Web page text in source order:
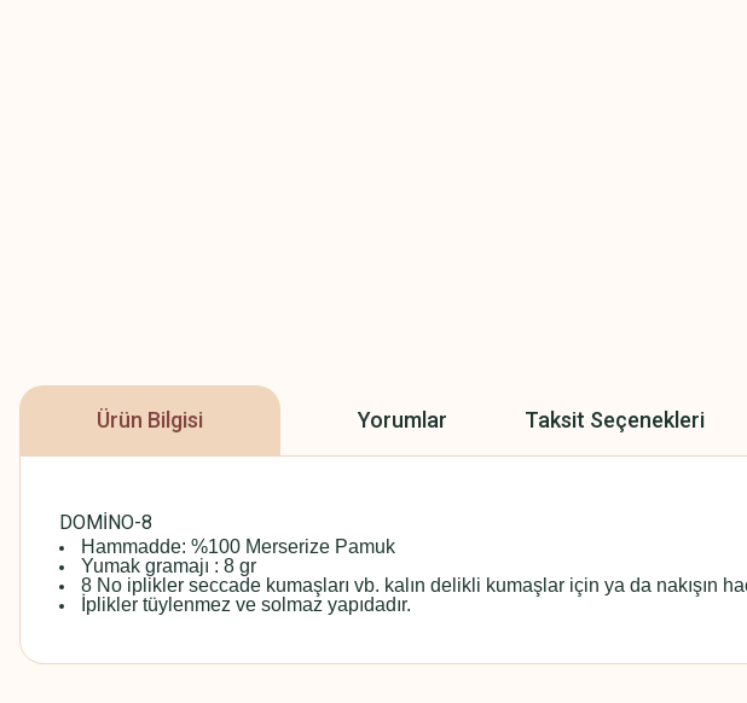
Ürün Bilgisi Yorumlar Taksit Seçenekleri
DOMİNO-8
Hammadde: %100 Merserize Pamuk
Yumak gramajı : 8 gr
8 No iplikler seccade kumaşları vb. kalın delikli kumaşlar için ya da nakışın
İplikler tüylenmez ve solmaz yapıdadır.